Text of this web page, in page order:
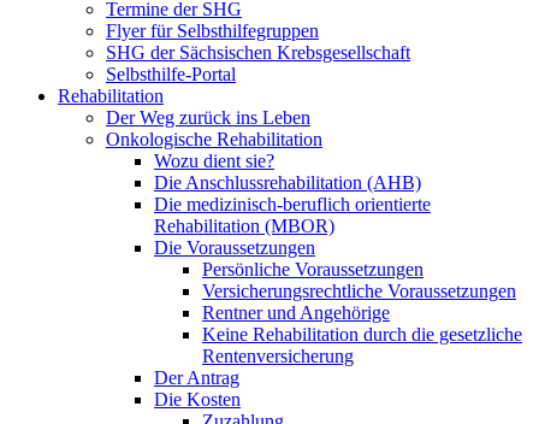
Termine der SHG
Flyer für Selbsthilfegruppen
SHG der Sächsischen Krebsgesellschaft
Selbsthilfe-Portal
Rehabilitation
Der Weg zurück ins Leben
Onkologische Rehabilitation
Wozu dient sie?
Die Anschlussrehabilitation (AHB)
Die medizinisch-beruflich orientierte
Rehabilitation (MBOR)
Die Voraussetzungen
Persönliche Voraussetzungen
Versicherungsrechtliche Voraussetzungen
Rentner und Angehörige
Keine Rehabilitation durch die gesetzliche
Rentenversicherung
Der Antrag
Die Kosten